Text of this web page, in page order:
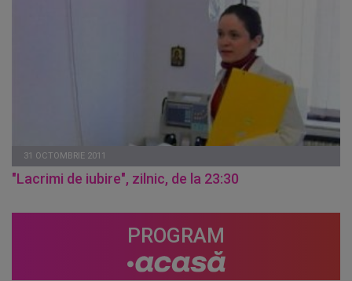
31 OCTOMBRIE 2011
"Lacrimi de iubire", zilnic, de la 23:30
PROGRAM